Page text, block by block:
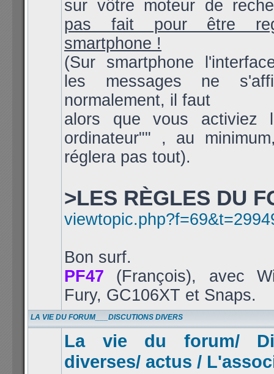
sur vôtre moteur de
pas fait pour être
smartphone !
(Sur smartphone
les messages ne
normalement, il faut
alors que vous activiez
ordinateur"" , au
réglera pas tout).
>LES RÈGLES DU
Bon surf.
PF47 (François), avec
Fury, GC106XT et Snaps.
LA VIE DU FORUM___DISCUTIONS DIVERS
La vie du forum/
diverses/ actus /